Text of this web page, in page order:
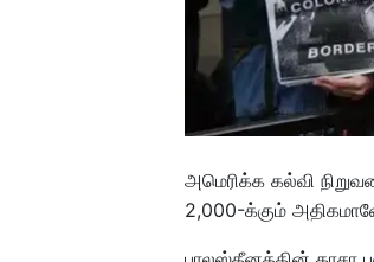
அமெரிக்க கல்வி
2,000-க்கும்